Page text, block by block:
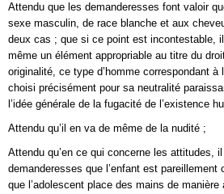
Attendu que les demanderesses font valoir
sexe masculin, de race blanche et aux
deux cas ; que si ce point est incontestable,
même un élément appropriable au titre du
originalité, ce type d’homme correspondant à
choisi précisément pour sa neutralité
l’idée générale de la fugacité de l’existence
Attendu qu’il en va de même de la nudité ;
Attendu qu’en ce qui concerne les attitudes,
demanderesses que l’enfant est pareillement
que l’adolescent place des mains de